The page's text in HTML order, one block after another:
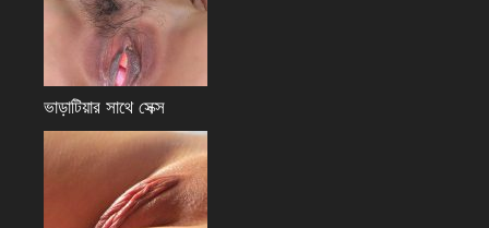
ভাড়াটিয়ার সাথে সেক্স